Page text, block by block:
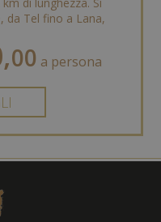
da Tel fino a Lana,
00 a persona